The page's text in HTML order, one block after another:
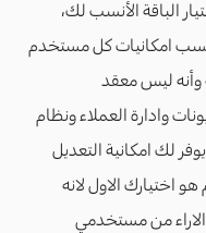
الباقة الأنسب لك،
امكانيات كل مستخدم
وأنه ليس معقد
وادارة العملاء ونظام
لك امكانية التعديل
اختيارك الاول لانه
من مستخدمي